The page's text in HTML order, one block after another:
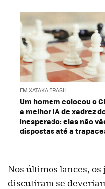
EM XATAKA BRASIL
Um homem colocou o
a melhor IA de xadrez
inesperado: elas não
dispostas até a
Nos últimos lances, os
discutiram se